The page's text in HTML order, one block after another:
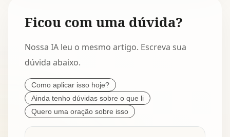
Ficou com uma dúvida?
Nossa IA leu o mesmo artigo. Escreva sua
dúvida abaixo.
Como aplicar isso hoje?
Ainda tenho dúvidas sobre o que li
Quero uma oração sobre isso